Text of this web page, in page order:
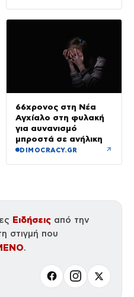
66χρονος στη Νέα
Αγχίαλο στη φυλακή
για αυνανισμό
μπροστά σε ανήλικη
DIMOCRACY.GR ↗
Ειδήσεις από την
στιγμή που
.